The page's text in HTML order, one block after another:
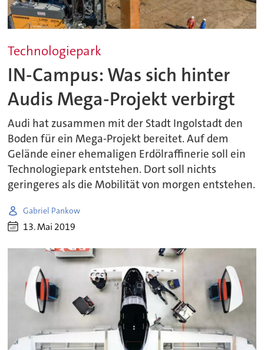
Technologiepark
IN-Campus: Was sich hinter
Audis Mega-Projekt verbirgt
Audi hat zusammen mit der Stadt Ingolstadt den
Boden für ein Mega-Projekt bereitet. Auf dem
Gelände einer ehemaligen Erdölraffinerie soll ein
Technologiepark entstehen. Dort soll nichts
geringeres als die Mobilität von morgen entstehen.
Gabriel Pankow
13. Mai 2019